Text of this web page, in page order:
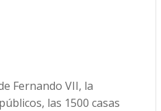
Fernando VII, la
las 1500 casas